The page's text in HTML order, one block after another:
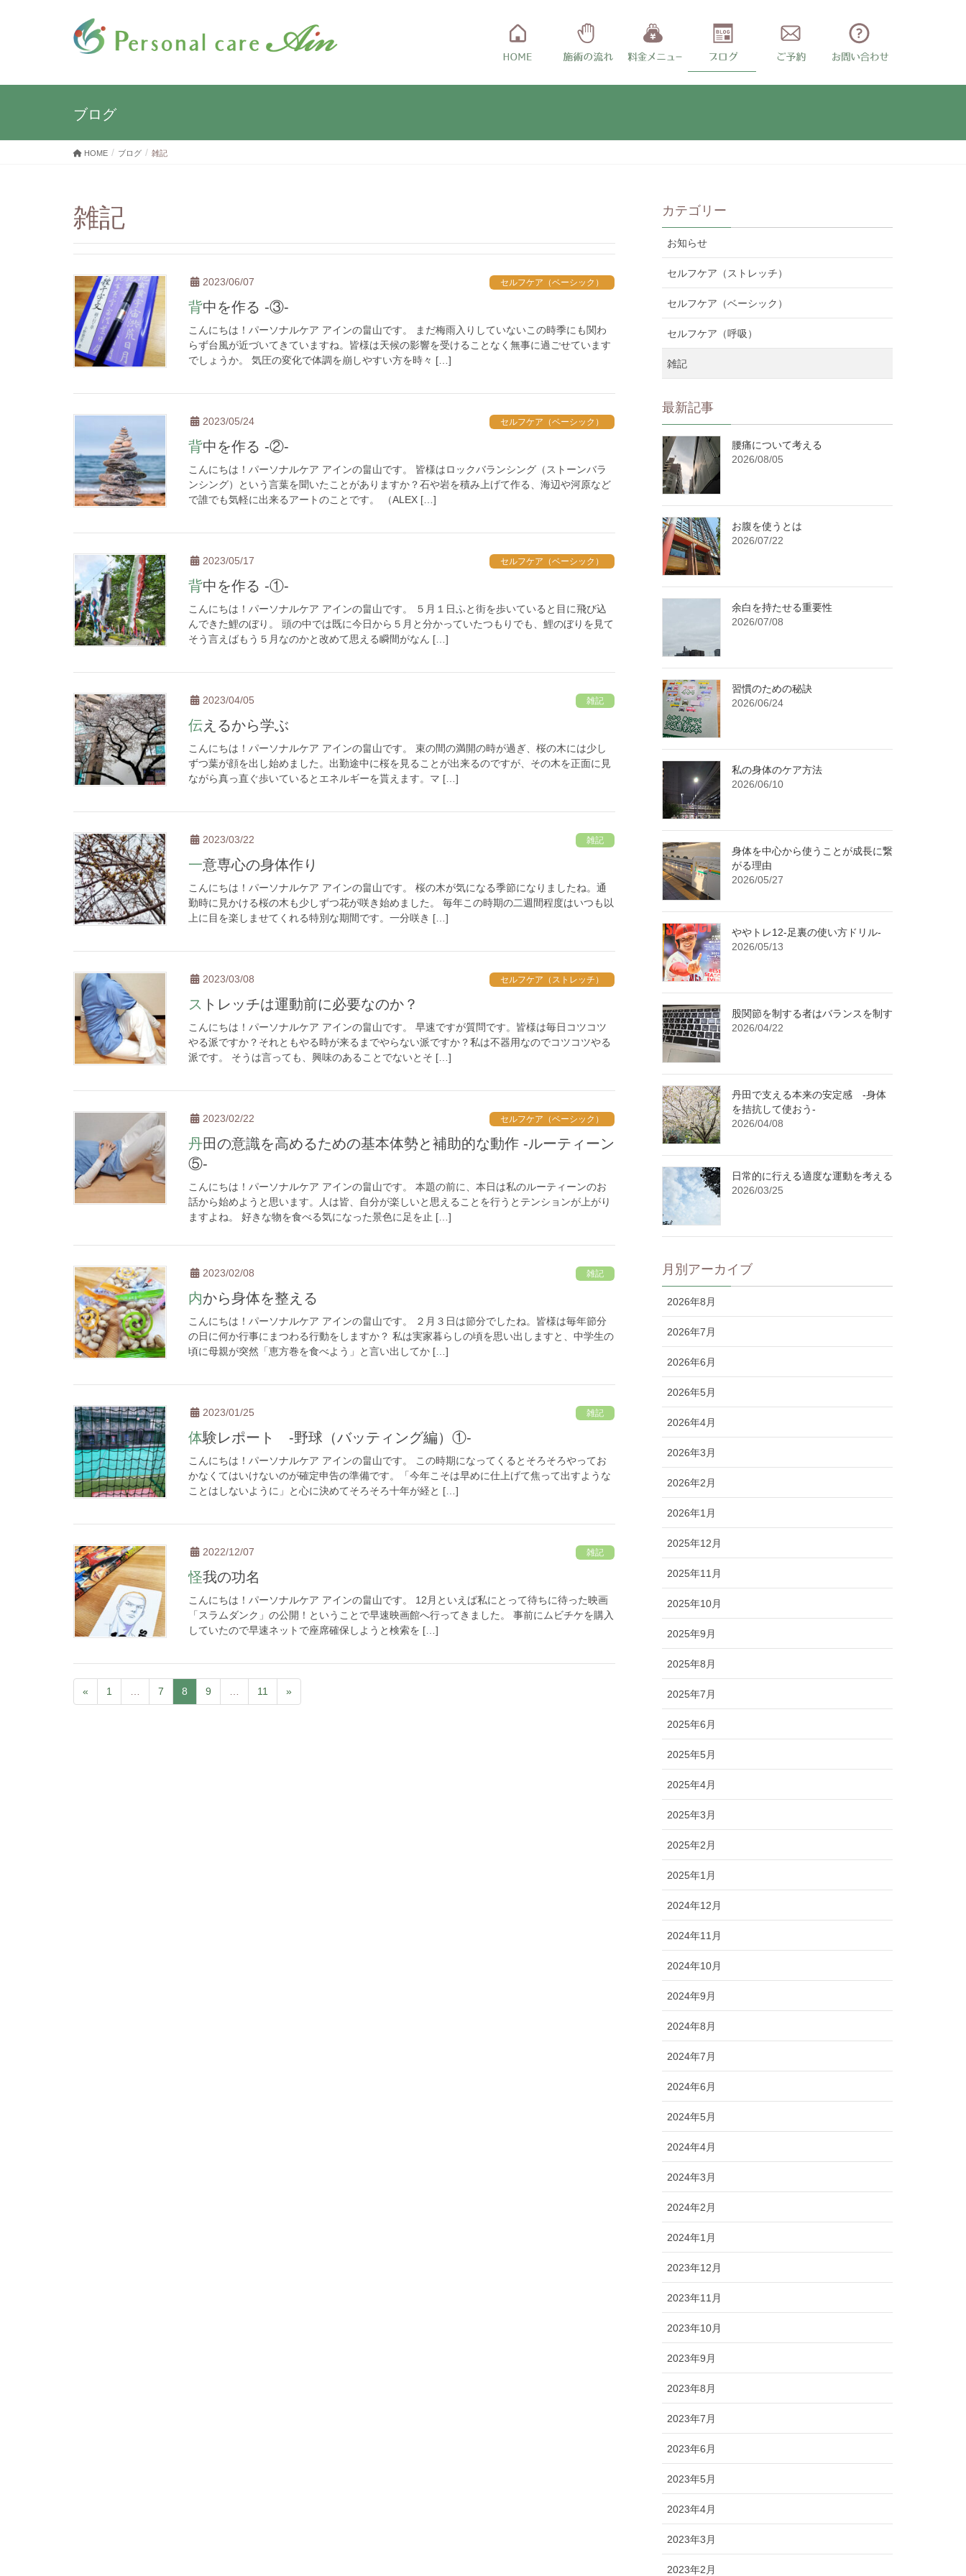
ブログ
HOME ブログ 雑記
雑記
2023/06/07 セルフケア（ベーシック）
背中を作る -③-
こんにちは！パーソナルケア アインの畠山です。 まだ梅雨入りしていないこの時季にも関わ
らず台風が近づいてきていますね。皆様は天候の影響を受けることなく無事に過ごせています
でしょうか。 気圧の変化で体調を崩しやすい方を時々 […]
2023/05/24 セルフケア（ベーシック）
背中を作る -②-
こんにちは！パーソナルケア アインの畠山です。 皆様はロックバランシング（ストーンバラ
ンシング）という言葉を聞いたことがありますか？石や岩を積み上げて作る、海辺や河原など
で誰でも気軽に出来るアートのことです。 （ALEX […]
2023/05/17 セルフケア（ベーシック）
背中を作る -①-
こんにちは！パーソナルケア アインの畠山です。 ５月１日ふと街を歩いていると目に飛び込
んできた鯉のぼり。 頭の中では既に今日から５月と分かっていたつもりでも、鯉のぼりを見て
そう言えばもう５月なのかと改めて思える瞬間がなん […]
2023/04/05 雑記
伝えるから学ぶ
こんにちは！パーソナルケア アインの畠山です。 束の間の満開の時が過ぎ、桜の木には少し
ずつ葉が顔を出し始めました。出勤途中に桜を見ることが出来るのですが、その木を正面に見
ながら真っ直ぐ歩いているとエネルギーを貰えます。マ […]
2023/03/22 雑記
一意専心の身体作り
こんにちは！パーソナルケア アインの畠山です。 桜の木が気になる季節になりましたね。通
勤時に見かける桜の木も少しずつ花が咲き始めました。 毎年この時期の二週間程度はいつも以
上に目を楽しませてくれる特別な期間です。一分咲き […]
2023/03/08 セルフケア（ストレッチ）
ストレッチは運動前に必要なのか？
こんにちは！パーソナルケア アインの畠山です。 早速ですが質問です。皆様は毎日コツコツ
やる派ですか？それともやる時が来るまでやらない派ですか？私は不器用なのでコツコツやる
派です。 そうは言っても、興味のあることでないとそ […]
2023/02/22 セルフケア（ベーシック）
丹田の意識を高めるための基本体勢と補助的な動作 -ルーティーン
⑤-
こんにちは！パーソナルケア アインの畠山です。 本題の前に、本日は私のルーティーンのお
話から始めようと思います。人は皆、自分が楽しいと思えることを行うとテンションが上がり
ますよね。 好きな物を食べる気になった景色に足を止 […]
2023/02/08 雑記
内から身体を整える
こんにちは！パーソナルケア アインの畠山です。 ２月３日は節分でしたね。皆様は毎年節分
の日に何か行事にまつわる行動をしますか？ 私は実家暮らしの頃を思い出しますと、中学生の
頃に母親が突然「恵方巻を食べよう」と言い出してか […]
2023/01/25 雑記
体験レポート -野球（バッティング編）①-
こんにちは！パーソナルケア アインの畠山です。 この時期になってくるとそろそろやってお
かなくてはいけないのが確定申告の準備です。「今年こそは早めに仕上げて焦って出すような
ことはしないように」と心に決めてそろそろ十年が経と […]
2022/12/07 雑記
怪我の功名
こんにちは！パーソナルケア アインの畠山です。 12月といえば私にとって待ちに待った映画
「スラムダンク」の公開！ということで早速映画館へ行ってきました。 事前にムビチケを購入
していたので早速ネットで座席確保しようと検索を […]
« 1 7 8 9 11 »
カテゴリー
お知らせ
セルフケア（ストレッチ）
セルフケア（ベーシック）
セルフケア（呼吸）
雑記
最新記事
腰痛について考える
2026/08/05
お腹を使うとは
2026/07/22
余白を持たせる重要性
2026/07/08
習慣のための秘訣
2026/06/24
私の身体のケア方法
2026/06/10
身体を中心から使うことが成長に繋
がる理由
2026/05/27
ややトレ12-足裏の使い方ドリル-
2026/05/13
股関節を制する者はバランスを制す
2026/04/22
丹田で支える本来の安定感 -身体
を拮抗して使おう-
2026/04/08
日常的に行える適度な運動を考える
2026/03/25
月別アーカイブ
2026年8月
2026年7月
2026年6月
2026年5月
2026年4月
2026年3月
2026年2月
2026年1月
2025年12月
2025年11月
2025年10月
2025年9月
2025年8月
2025年7月
2025年6月
2025年5月
2025年4月
2025年3月
2025年2月
2025年1月
2024年12月
2024年11月
2024年10月
2024年9月
2024年8月
2024年7月
2024年6月
2024年5月
2024年4月
2024年3月
2024年2月
2024年1月
2023年12月
2023年11月
2023年10月
2023年9月
2023年8月
2023年7月
2023年6月
2023年5月
2023年4月
2023年3月
2023年2月